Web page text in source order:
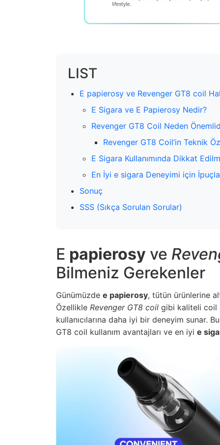
LIST
E papierosy ve Revenger GT8 coil
E Sigara ve E Papierosy Nedir?
Revenger GT8 Coil Neden
Revenger GT8 Coil’in Teknik
E Sigara Kullanımında Dikkat
En İyi e sigara Deneyimi için
Sonuç
SSS (Sıkça Sorulan Sorular)
E papierosy ve
Bilmeniz Gerekenler
Günümüzde e papierosy, tütün ürünlerine
Özellikle Revenger GT8 coil gibi kaliteli coil
kullanıcılarına daha iyi bir deneyim sunar.
GT8 coil kullanım avantajları ve en iyi e